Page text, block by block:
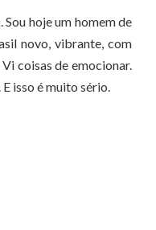
hoje um homem de
novo, vibrante, com
coisas de emocionar.
isso é muito sério.